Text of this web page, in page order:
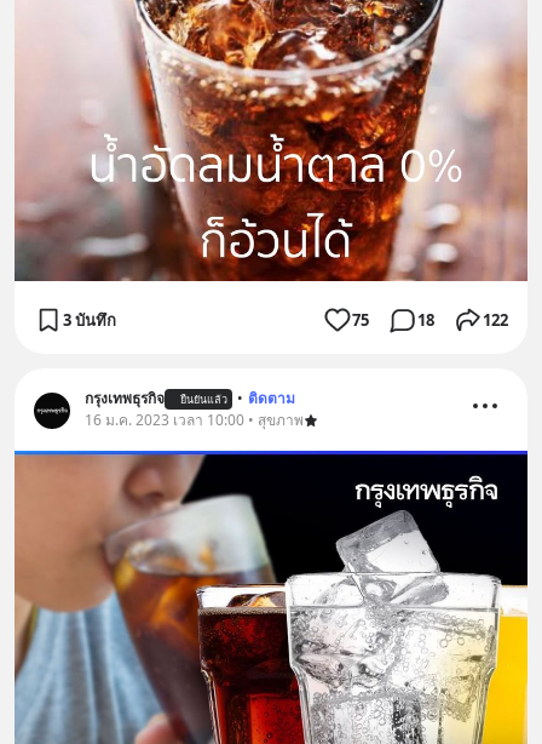
3 บันทึก 75 18 122
กรุงเทพธุรกิจ ยืนยันแล้ว • ติดตาม
16 ม.ค. 2023 เวลา 10:00 • สุขภาพ